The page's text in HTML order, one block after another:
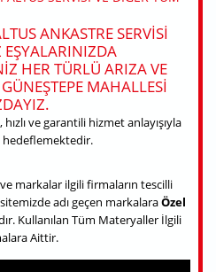
ANKASTRE SERVISI
EŞYALARINIZDA
HER TÜRLÜ ARIZA VE
MAHALLESI
ve garantili hizmet anlayışıyla
hedeflemektedir.
Altus Servisi hakkında
markalar ilgili firmaların tescilli
adı geçen markalaraÖzel
Kullanılan Tüm Materyaller İlgili
Aittir.